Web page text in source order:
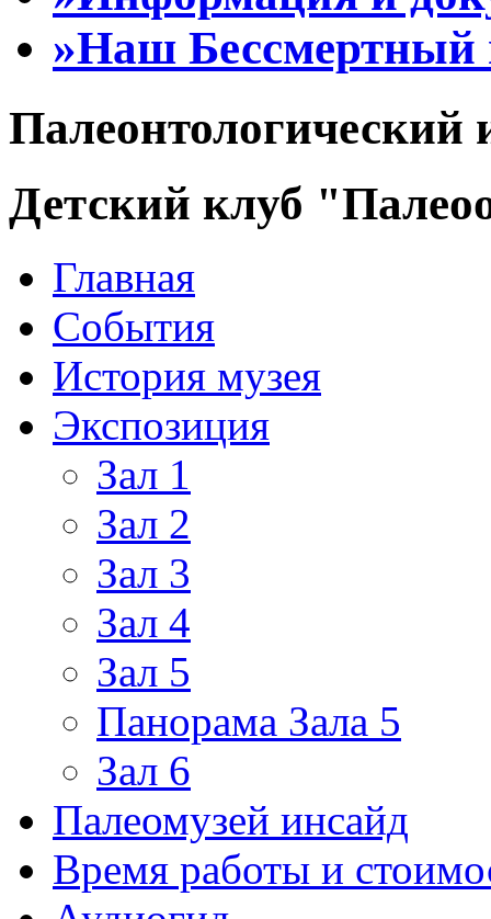
»Наш Бессмертный
Палеонтологический
Детский клуб
Главная
События
История музея
Экспозиция
Зал 1
Зал 2
Зал 3
Зал 4
Зал 5
Панорама Зала 5
Зал 6
Палеомузей инсайд
Время работы и